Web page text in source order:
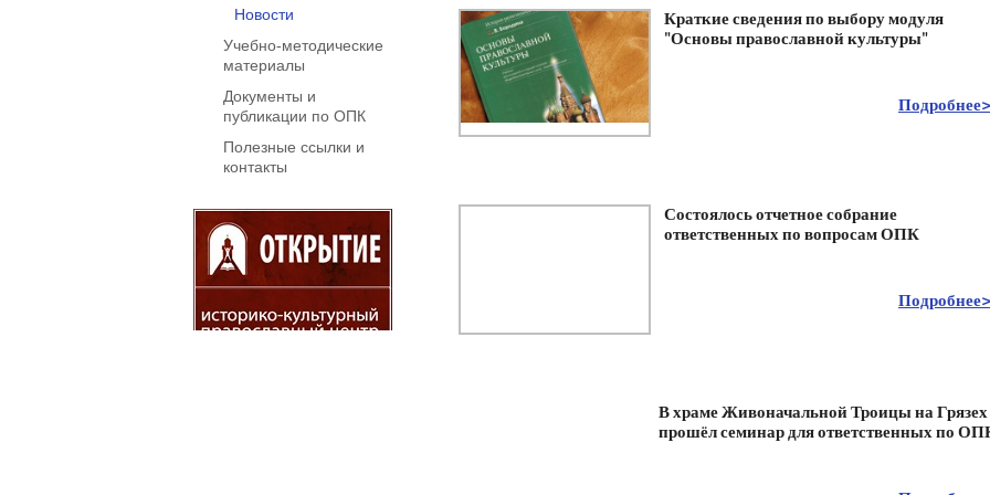
Новости
Учебно-методические
материалы
Документы и
публикации по ОПК
Полезные ссылки и
контакты
Краткие сведения по выбору модуля
"Основы православной культуры"
Состоялось отчетное собрание
ответственных по вопросам ОПК
В храме Живоначальной Троицы на Грязех
прошёл семинар для ответственных по